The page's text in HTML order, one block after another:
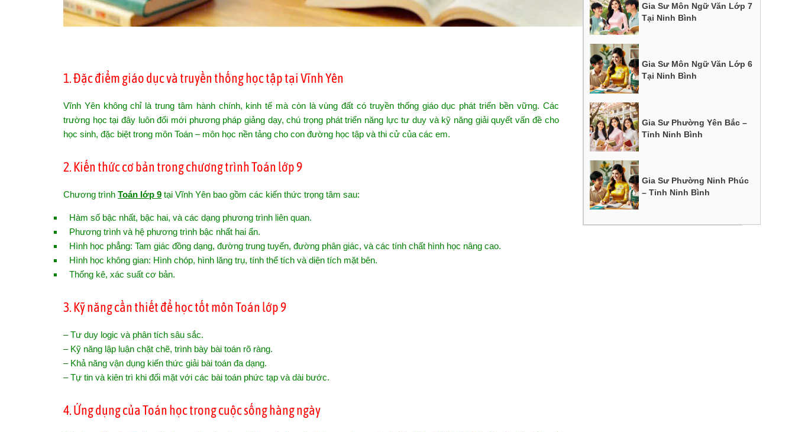
1. Đặc điểm giáo dục và truyền thống học tập tại Vĩnh Yên
Vĩnh Yên không chỉ là trung tâm hành chính, kinh tế mà còn là vùng đất có truyền thống giáo dục phát triển bền vững. Các
trường học tại đây luôn đổi mới phương pháp giảng dạy, chú trọng phát triển năng lực tư duy và kỹ năng giải quyết vấn đề cho
học sinh, đặc biệt trong môn Toán – môn học nền tảng cho con đường học tập và thi cử của các em.
2. Kiến thức cơ bản trong chương trình Toán lớp 9
Chương trình Toán lớp 9 tại Vĩnh Yên bao gồm các kiến thức trọng tâm sau:
Hàm số bậc nhất, bậc hai, và các dạng phương trình liên quan.
Phương trình và hệ phương trình bậc nhất hai ẩn.
Hình học phẳng: Tam giác đồng dạng, đường trung tuyến, đường phân giác, và các tính chất hình học nâng cao.
Hình học không gian: Hình chóp, hình lăng trụ, tính thể tích và diện tích mặt bên.
Thống kê, xác suất cơ bản.
3. Kỹ năng cần thiết để học tốt môn Toán lớp 9
– Tư duy logic và phân tích sâu sắc.
– Kỹ năng lập luận chặt chẽ, trình bày bài toán rõ ràng.
– Khả năng vận dụng kiến thức giải bài toán đa dạng.
– Tự tin và kiên trì khi đối mặt với các bài toán phức tạp và dài bước.
4. Ứng dụng của Toán học trong cuộc sống hàng ngày
Gia Sư Môn Ngữ Văn Lớp 7
Tại Ninh Bình
Gia Sư Môn Ngữ Văn Lớp 6
Tại Ninh Bình
Gia Sư Phường Yên Bắc –
Tỉnh Ninh Bình
Gia Sư Phường Ninh Phúc
– Tỉnh Ninh Bình